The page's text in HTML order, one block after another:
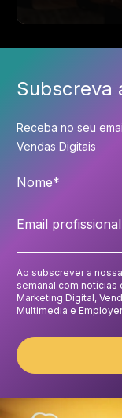
Subscreva
Receba no seu
Vendas Digitais
Nome*
Email profissional
Ao subscrever a
semanal com notícias
Marketing Digital,
Multimedia e